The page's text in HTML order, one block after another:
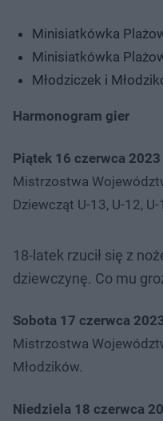
Minisiatkówka
Minisiatkówka
Młodziczek i
Harmonogram gier
Piątek 16 czerwca
Mistrzostwa
Dziewcząt U-13, U-12, U-
18-latek rzucił się z
dziewczynę. Co mu
Sobota 17 czerwca
Mistrzostwa
Młodzików.
Niedziela 18 czerwca